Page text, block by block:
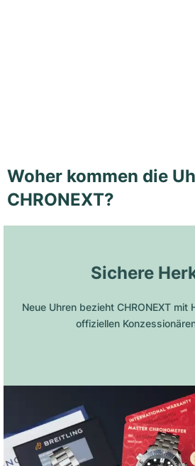
Woher kommen die
CHRONEXT?
Sichere
Neue Uhren bezieht CHRONEXT mit
offiziellen